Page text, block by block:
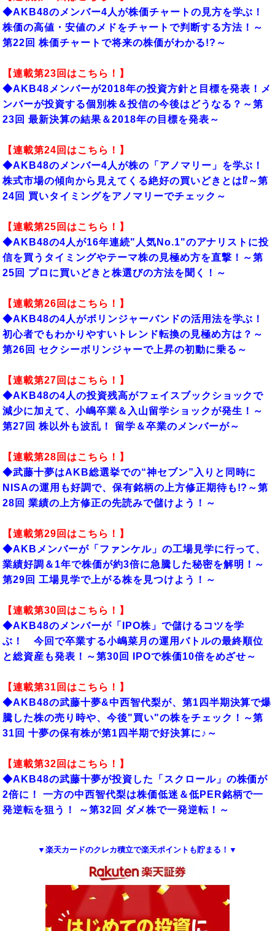
◆AKB48のメンバー4人が株価チャートの見方を学ぶ！
株価の高値・安値のメドをチャートで判断する方法！～
第22回 株価チャートで将来の株価がわかる!?～
【連載第23回はこちら！】
◆AKB48メンバーが2018年の投資方針と目標を発表！メ
ンバーが投資する個別株＆投信の今後はどうなる？～第
23回 最新決算の結果＆2018年の目標を発表～
【連載第24回はこちら！】
◆AKB48のメンバー4人が株の「アノマリー」を学ぶ！
株式市場の傾向から見えてくる絶好の買いどきとは⁉～第
24回 買いタイミングをアノマリーでチェック～
【連載第25回はこちら！】
◆AKB48の4人が16年連続"人気No.1"のアナリストに投
信を買うタイミングやテーマ株の見極め方を直撃！～第
25回 プロに買いどきと株選びの方法を聞く！～
【連載第26回はこちら！】
◆AKB48の4人がボリンジャーバンドの活用法を学ぶ！
初心者でもわかりやすいトレンド転換の見極め方は？～
第26回 セクシーボリンジャーで上昇の初動に乗る～
【連載第27回はこちら！】
◆AKB48の4人の投資残高がフェイスブックショックで
減少に加えて、小嶋卒業＆入山留学ショックが発生！～
第27回 株以外も波乱！ 留学＆卒業のメンバーが～
【連載第28回はこちら！】
◆武藤十夢はAKB総選挙での“神セブン”入りと同時に
NISAの運用も好調で、保有銘柄の上方修正期待も!?～第
28回 業績の上方修正の先読みで儲けよう！～
【連載第29回はこちら！】
◆AKBメンバーが「ファンケル」の工場見学に行って、
業績好調＆1年で株価が約3倍に急騰した秘密を解明！～
第29回 工場見学で上がる株を見つけよう！～
【連載第30回はこちら！】
◆AKB48のメンバーが「IPO株」で儲けるコツを学
ぶ！ 今回で卒業する小嶋菜月の運用バトルの最終順位
と総資産も発表！～第30回 IPOで株価10倍をめざせ～
【連載第31回はこちら！】
◆AKB48の武藤十夢&中西智代梨が、第1四半期決算で爆
騰した株の売り時や、今後"買い"の株をチェック！～第
31回 十夢の保有株が第1四半期で好決算に♪～
【連載第32回はこちら！】
◆AKB48の武藤十夢が投資した「スクロール」の株価が
2倍に！ 一方の中西智代梨は株価低迷＆低PER銘柄で一
発逆転を狙う！ ～第32回 ダメ株で一発逆転！～
▼楽天カードのクレカ積立で楽天ポイントも貯まる！▼